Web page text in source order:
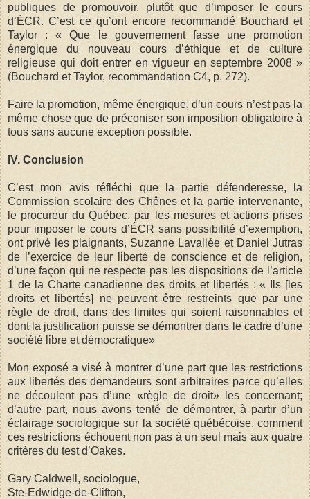
publiques de promouvoir, plutôt que d’imposer le cours
d’ÉCR. C’est ce qu’ont encore recommandé Bouchard et
Taylor : « Que le gouvernement fasse une promotion
énergique du nouveau cours d’éthique et de culture
religieuse qui doit entrer en vigueur en septembre 2008 »
(Bouchard et Taylor, recommandation C4, p. 272).
Faire la promotion, même énergique, d’un cours n’est pas la
même chose que de préconiser son imposition obligatoire à
tous sans aucune exception possible.
IV. Conclusion
C’est mon avis réfléchi que la partie défenderesse, la
Commission scolaire des Chênes et la partie intervenante,
le procureur du Québec, par les mesures et actions prises
pour imposer le cours d’ÉCR sans possibilité d’exemption,
ont privé les plaignants, Suzanne Lavallée et Daniel Jutras
de l’exercice de leur liberté de conscience et de religion,
d’une façon qui ne respecte pas les dispositions de l’article
1 de la Charte canadienne des droits et libertés : « Ils [les
droits et libertés] ne peuvent être restreints que par une
règle de droit, dans des limites qui soient raisonnables et
dont la justification puisse se démontrer dans le cadre d’une
société libre et démocratique»
Mon exposé a visé à montrer d’une part que les restrictions
aux libertés des demandeurs sont arbitraires parce qu’elles
ne découlent pas d’une «règle de droit» les concernant;
d’autre part, nous avons tenté de démontrer, à partir d’un
éclairage sociologique sur la société québécoise, comment
ces restrictions échouent non pas à un seul mais aux quatre
critères du test d’Oakes.
Gary Caldwell, sociologue,
Ste-Edwidge-de-Clifton,